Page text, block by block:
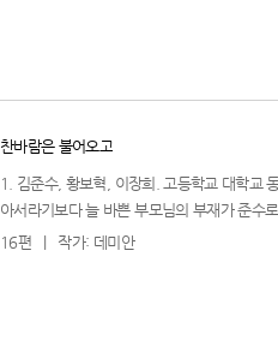
찬바람은 불어오고
1. 김준수, 황보혁, 이장희. 고등학교 대학교
아서라기보다 늘 바쁜 부모님의 부재가 준수
16편
작가: 데미안